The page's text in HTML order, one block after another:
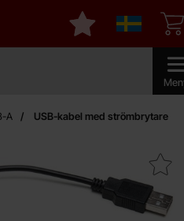
Sverige
Mina favoriter
A USB-kabel med strömbrytare
Makera uSB-kabel med